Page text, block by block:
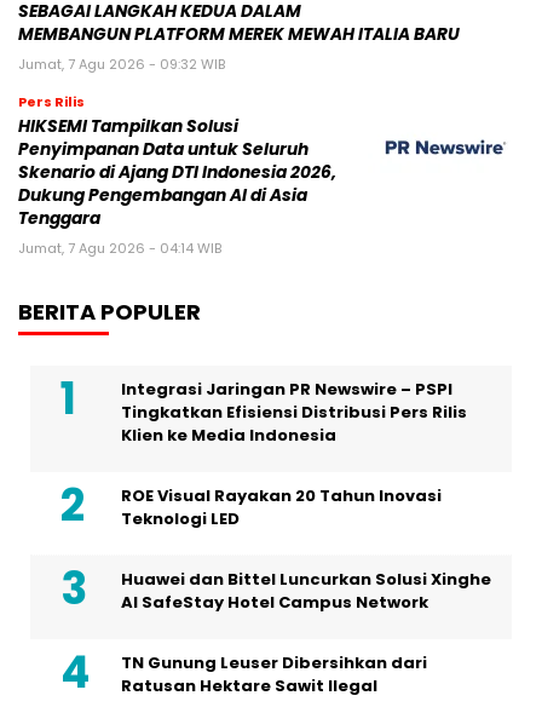
SEBAGAI LANGKAH KEDUA DALAM
MEMBANGUN PLATFORM MEREK MEWAH ITALIA BARU
Jumat, 7 Agu 2026 - 09:32 WIB
Pers Rilis
HIKSEMI Tampilkan Solusi
Penyimpanan Data untuk Seluruh
Skenario di Ajang DTI Indonesia 2026,
Dukung Pengembangan AI di Asia
Tenggara
Jumat, 7 Agu 2026 - 04:14 WIB
BERITA POPULER
Integrasi Jaringan PR Newswire – PSPI
Tingkatkan Efisiensi Distribusi Pers Rilis
Klien ke Media Indonesia
ROE Visual Rayakan 20 Tahun Inovasi
Teknologi LED
Huawei dan Bittel Luncurkan Solusi Xinghe
Al SafeStay Hotel Campus Network
TN Gunung Leuser Dibersihkan dari
Ratusan Hektare Sawit Ilegal